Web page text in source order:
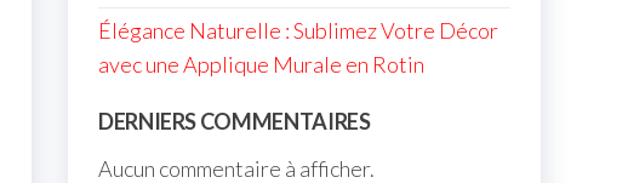
Élégance Naturelle : Sublimez Votre Décor
avec une Applique Murale en Rotin
DERNIERS COMMENTAIRES
Aucun commentaire à afficher.